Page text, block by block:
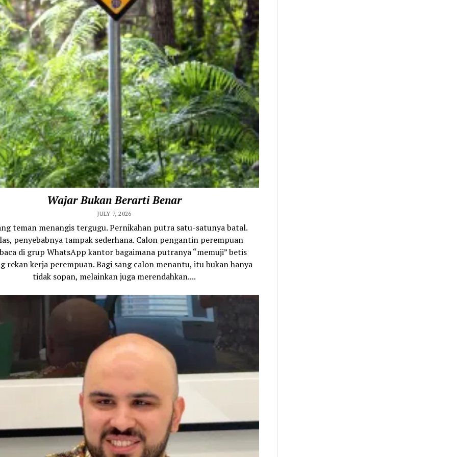
Wajar Bukan Berarti Benar
JULY 7, 2026
teman menangis tergugu. Pernikahan putra satu-satunya batal.
penyebabnya tampak sederhana. Calon pengantin perempuan
di grup WhatsApp kantor bagaimana putranya “memuji” betis
rekan kerja perempuan. Bagi sang calon menantu, itu bukan hanya
tidak sopan, melainkan juga merendahkan....